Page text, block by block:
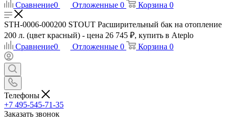
Сравнение0 Отложенные 0 Корзина 0
STH-0006-000200 STOUT Расширительный бак на отопление
200 л. (цвет красный) - цена 26 745 ₽, купить в Ateplo
Сравнение0 Отложенные 0 Корзина 0
Телефоны
+7 495-545-71-35
Заказать звонок